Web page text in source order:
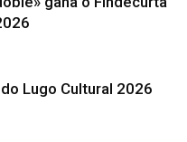
Lugo Cultural 2026